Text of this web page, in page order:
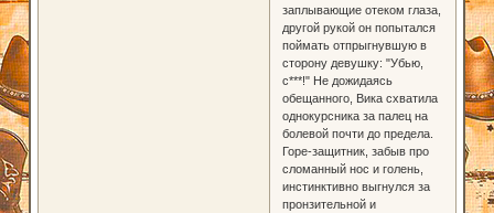
заплывающие отеком глаза,
другой рукой он попытался
поймать отпрыгнувшую в
сторону девушку: "Убью,
с***!" Не дожидаясь
обещанного, Вика схватила
однокурсника за палец на
болевой почти до предела.
Горе-защитник, забыв про
сломанный нос и голень,
инстинктивно выгнулся за
пронзительной и